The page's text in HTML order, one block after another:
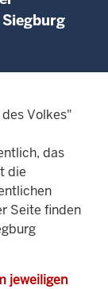
Volkes"
das
die
Seite finden
jeweiligen